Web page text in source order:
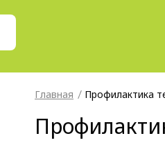
Главная Профилактика